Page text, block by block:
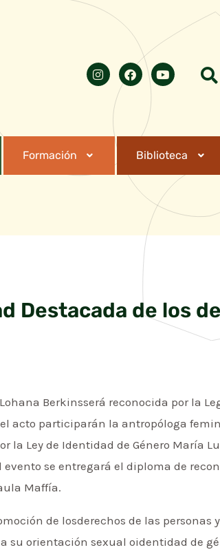
Formación Biblioteca
Destacada de los
Berkinsserá reconocida por la
acto participarán la antropóloga
Ley de Identidad de Género María
se entregará el diploma de
Maffía.
de losderechos de las personas
orientación sexual oidentidad de